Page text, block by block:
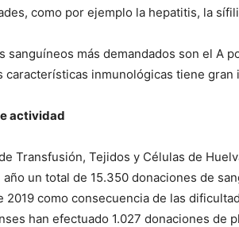
como por ejemplo la hepatitis, la
sanguíneos más demandados son el A
características inmunológicas tiene gran
actividad
Transfusión, Tejidos y Células de
año un total de 15.350 donaciones de
2019 como consecuencia de las
han efectuado 1.027 donaciones de